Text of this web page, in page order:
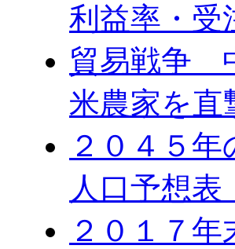
利益率・受
貿易戦争
米農家を直
２０４５
人口予想
２０１７